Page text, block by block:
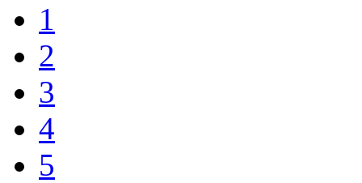
1
2
3
4
5